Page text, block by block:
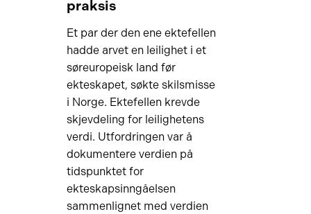
praksis
Et par der den ene ektefellen
hadde arvet en leilighet i et
søreuropeisk land før
ekteskapet, søkte skilsmisse
i Norge. Ektefellen krevde
skjevdeling for leilighetens
verdi. Utfordringen var å
dokumentere verdien på
tidspunktet for
ekteskapsinngåelsen
sammenlignet med verdien